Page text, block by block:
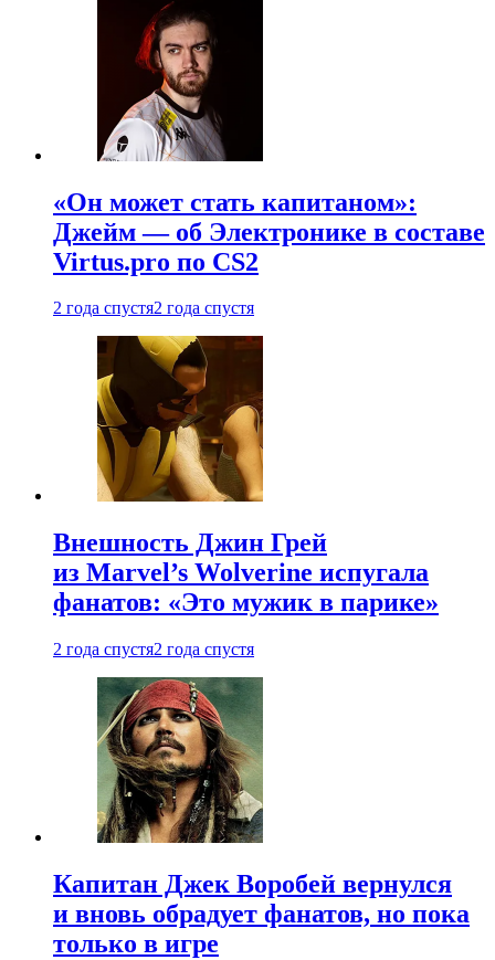
«Он может стать капитаном»:
Джейм — об Электронике в составе
Virtus.pro по CS2
2 года спустя2 года спустя
Внешность Джин Грей
из Marvel’s Wolverine испугала
фанатов: «Это мужик в парике»
2 года спустя2 года спустя
Капитан Джек Воробей вернулся
и вновь обрадует фанатов, но пока
только в игре